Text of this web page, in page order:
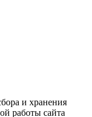
и хранения
работы сайта